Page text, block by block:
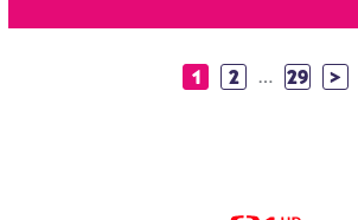
1 2 29 >